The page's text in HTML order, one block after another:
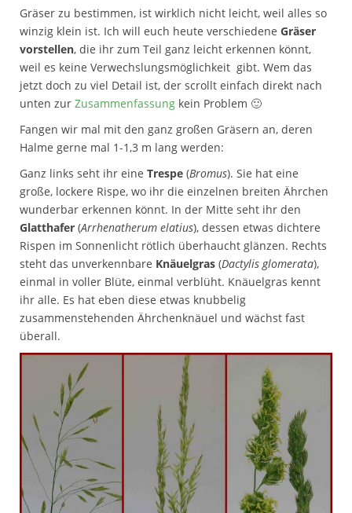
Gräser zu bestimmen, ist wirklich nicht leicht, weil alles so
winzig klein ist. Ich will euch heute verschiedene Gräser
vorstellen, die ihr zum Teil ganz leicht erkennen könnt,
weil es keine Verwechslungsmöglichkeit gibt. Wem das
jetzt doch zu viel Detail ist, der scrollt einfach direkt nach
unten zur Zusammenfassung kein Problem 🙂
Fangen wir mal mit den ganz großen Gräsern an, deren
Halme gerne mal 1-1,3 m lang werden:
Ganz links seht ihr eine Trespe (Bromus). Sie hat eine
große, lockere Rispe, wo ihr die einzelnen breiten Ährchen
wunderbar erkennen könnt. In der Mitte seht ihr den
Glatthafer (Arrhenatherum elatius), dessen etwas dichtere
Rispen im Sonnenlicht rötlich überhaucht glänzen. Rechts
steht das unverkennbare Knäuelgras (Dactylis glomerata),
einmal in voller Blüte, einmal verblüht. Knäuelgras kennt
ihr alle. Es hat eben diese etwas knubbelig
zusammenstehenden Ährchenknäuel und wächst fast
überall.